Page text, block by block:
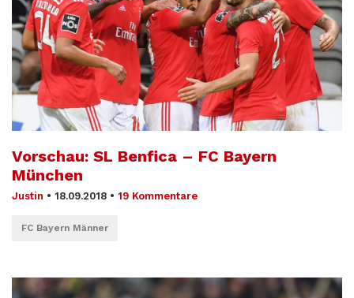
Vorschau: SL Benfica – FC Bayern
München
Justin • 18.09.2018 • 19 Kommentare
FC Bayern Männer